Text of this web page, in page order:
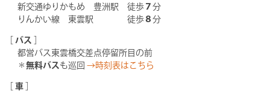
新交通ゆりかもめ 豊洲駅 徒歩 ７ 分
りんかい線 東雲駅 徒歩 ８ 分
バス
都営バス東雲橋交差点停留所目の前
＊ 無料バス も巡回 →時刻表はこちら
車